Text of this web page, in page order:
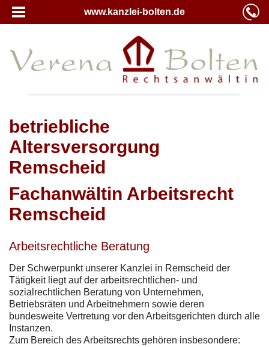
www.kanzlei-bolten.de
betriebliche
Altersversorgung
Remscheid
Fachanwältin Arbeitsrecht
Remscheid
Arbeitsrechtliche Beratung
Der Schwerpunkt unserer Kanzlei in Remscheid der
Tätigkeit liegt auf der arbeitsrechtlichen- und
sozialrechtlichen Beratung von Unternehmen,
Betriebsräten und Arbeitnehmern sowie deren
bundesweite Vertretung vor den Arbeitsgerichten durch alle
Instanzen.
Zum Bereich des Arbeitsrechts gehören insbesondere: